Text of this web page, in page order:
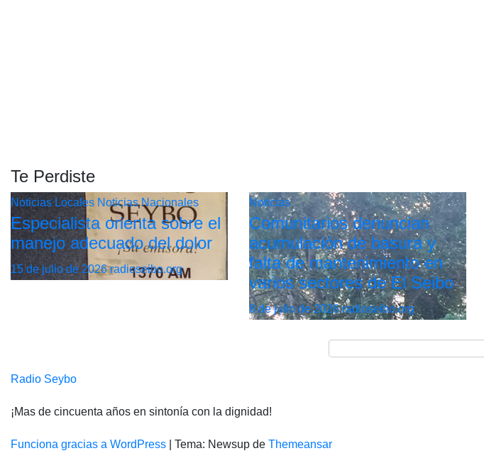
Te Perdiste
Noticias Locales Noticias Nacionales
Especialista orienta sobre el
manejo adecuado del dolor
15 de julio de 2026radioseibo.org
Noticias
Comunitarios denuncian
acumulación de basura y
falta de mantenimiento en
varios sectores de El Seibo
8 de julio de 2026radioseibo.org
Radio Seybo
¡Mas de cincuenta años en sintonía con la dignidad!
Funciona gracias a WordPress Tema: Newsup de Themeansar